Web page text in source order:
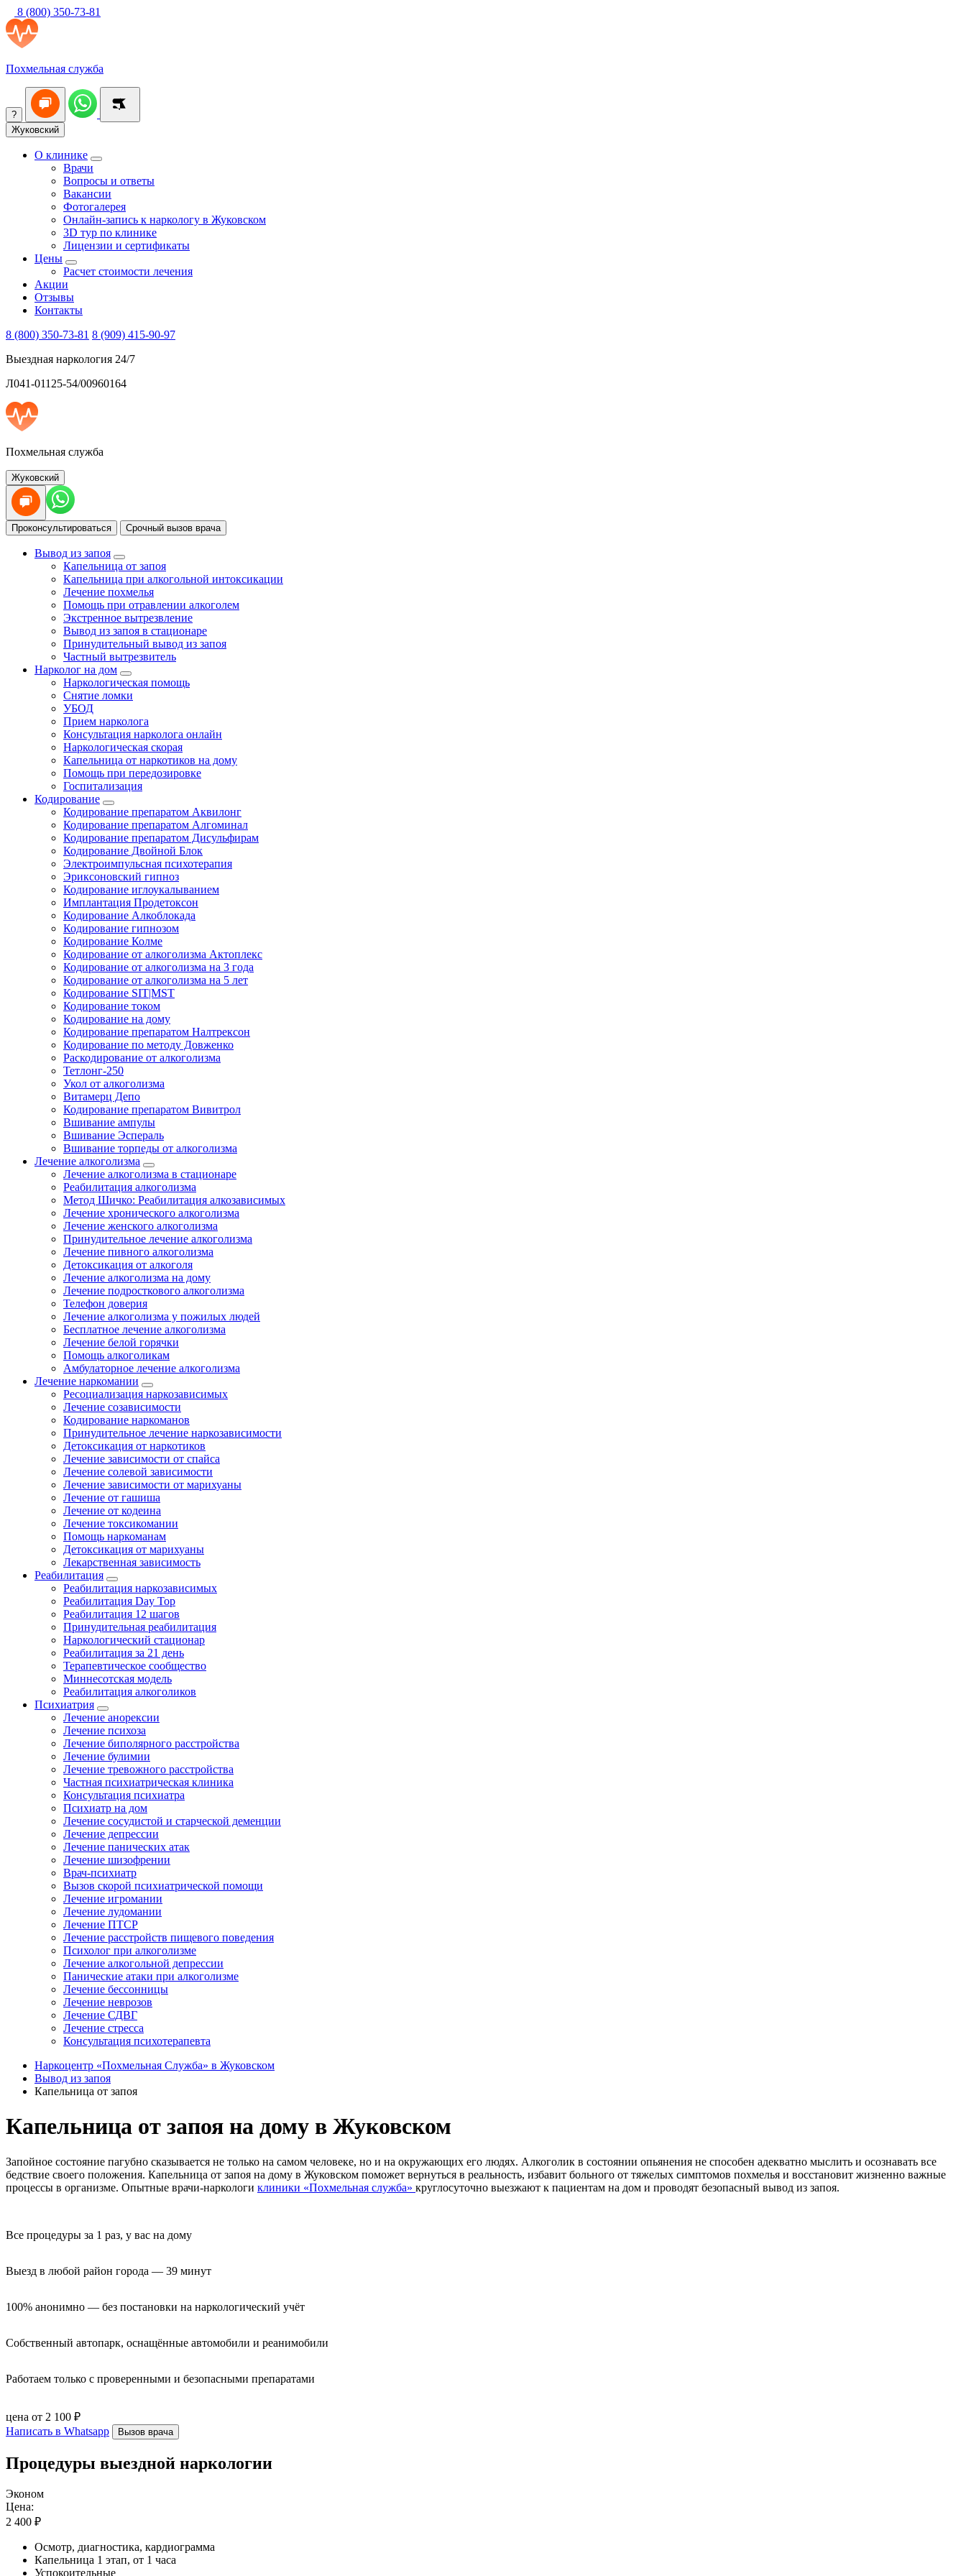
8 (800) 350-73-81
Похмельная служба
?
Жуковский
О клинике
Врачи
Вопросы и ответы
Вакансии
Фотогалерея
Онлайн-запись к наркологу в Жуковском
3D тур по клинике
Лицензии и сертификаты
Цены
Расчет стоимости лечения
Акции
Отзывы
Контакты
8 (800) 350-73-81 8 (909) 415-90-97
Выездная наркология 24/7
Л041-01125-54/00960164
Похмельная служба
Жуковский
Проконсультироваться Срочный вызов врача
Вывод из запоя
Капельница от запоя
Капельница при алкогольной интоксикации
Лечение похмелья
Помощь при отравлении алкоголем
Экстренное вытрезвление
Вывод из запоя в стационаре
Принудительный вывод из запоя
Частный вытрезвитель
Нарколог на дом
Наркологическая помощь
Снятие ломки
УБОД
Прием нарколога
Консультация нарколога онлайн
Наркологическая скорая
Капельница от наркотиков на дому
Помощь при передозировке
Госпитализация
Кодирование
Кодирование препаратом Аквилонг
Кодирование препаратом Алгоминал
Кодирование препаратом Дисульфирам
Кодирование Двойной Блок
Электроимпульсная психотерапия
Эриксоновский гипноз
Кодирование иглоукалыванием
Имплантация Продетоксон
Кодирование Алкоблокада
Кодирование гипнозом
Кодирование Колме
Кодирование от алкоголизма Актоплекс
Кодирование от алкоголизма на 3 года
Кодирование от алкоголизма на 5 лет
Кодирование SIT|MST
Кодирование током
Кодирование на дому
Кодирование препаратом Налтрексон
Кодирование по методу Довженко
Раскодирование от алкоголизма
Тетлонг-250
Укол от алкоголизма
Витамерц Депо
Кодирование препаратом Вивитрол
Вшивание ампулы
Вшивание Эспераль
Вшивание торпеды от алкоголизма
Лечение алкоголизма
Лечение алкоголизма в стационаре
Реабилитация алкоголизма
Метод Шичко: Реабилитация алкозависимых
Лечение хронического алкоголизма
Лечение женского алкоголизма
Принудительное лечение алкоголизма
Лечение пивного алкоголизма
Детоксикация от алкоголя
Лечение алкоголизма на дому
Лечение подросткового алкоголизма
Телефон доверия
Лечение алкоголизма у пожилых людей
Бесплатное лечение алкоголизма
Лечение белой горячки
Помощь алкоголикам
Амбулаторное лечение алкоголизма
Лечение наркомании
Ресоциализация наркозависимых
Лечение созависимости
Кодирование наркоманов
Принудительное лечение наркозависимости
Детоксикация от наркотиков
Лечение зависимости от спайса
Лечение солевой зависимости
Лечение зависимости от марихуаны
Лечение от гашиша
Лечение от кодеина
Лечение токсикомании
Помощь наркоманам
Детоксикация от марихуаны
Лекарственная зависимость
Реабилитация
Реабилитация наркозависимых
Реабилитация Day Top
Реабилитация 12 шагов
Принудительная реабилитация
Наркологический стационар
Реабилитация за 21 день
Терапевтическое сообщество
Миннесотская модель
Реабилитация алкоголиков
Психиатрия
Лечение анорексии
Лечение психоза
Лечение биполярного расстройства
Лечение булимии
Лечение тревожного расстройства
Частная психиатрическая клиника
Консультация психиатра
Психиатр на дом
Лечение сосудистой и старческой деменции
Лечение депрессии
Лечение панических атак
Лечение шизофрении
Врач-психиатр
Вызов скорой психиатрической помощи
Лечение игромании
Лечение лудомании
Лечение ПТСР
Лечение расстройств пищевого поведения
Психолог при алкоголизме
Лечение алкогольной депрессии
Панические атаки при алкоголизме
Лечение бессонницы
Лечение неврозов
Лечение СДВГ
Лечение стресса
Консультация психотерапевта
Наркоцентр «Похмельная Служба» в Жуковском
Вывод из запоя
Капельница от запоя
Капельница от запоя на дому в Жуковском
Запойное состояние пагубно сказывается не только на самом человеке, но и на окружающих его людях. Алкоголик в состоянии опьянения не способен адекватно мыслить и осознавать все
бедствие своего положения. Капельница от запоя на дому в Жуковском поможет вернуться в реальность, избавит больного от тяжелых симптомов похмелья и восстановит жизненно важные
процессы в организме. Опытные врачи-наркологи клиники «Похмельная служба» круглосуточно выезжают к пациентам на дом и проводят безопасный вывод из запоя.
Все процедуры за 1 раз, у вас на дому
Выезд в любой район города — 39 минут
100% анонимно — без постановки на наркологический учёт
Собственный автопарк, оснащённые автомобили и реанимобили
Работаем только с проверенными и безопасными препаратами
цена от 2 100 ₽
Написать в Whatsapp
Вызов врача
Процедуры выездной наркологии
Эконом
Цена:
2 400 ₽
Осмотр, диагностика, кардиограмма
Капельница 1 этап, от 1 часа
Успокоительные